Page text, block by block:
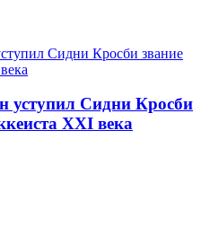
уступил Сидни Кросби
XXI века